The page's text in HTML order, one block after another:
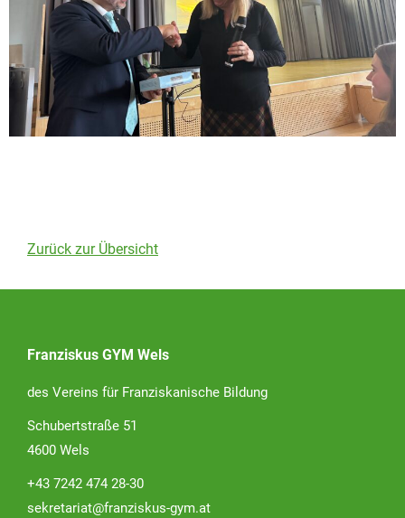
Zurück zur Übersicht
Franziskus GYM Wels
des Vereins für Franziskanische Bildung
Schubertstraße 51
4600 Wels
+43 7242 474 28-30
sekretariat@franziskus-gym.at